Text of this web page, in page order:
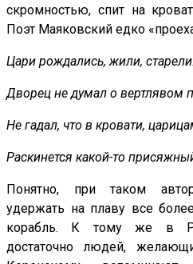
скромностью, спит на
Поэт Маяковский едко
Цари рождались, жили, старели.
Дворец не думал о вертлявом
Не гадал, что в кровати,
Раскинется какой-то
Понятно, при таком
удержать на плаву все
корабль. К тому же в
достаточно людей,